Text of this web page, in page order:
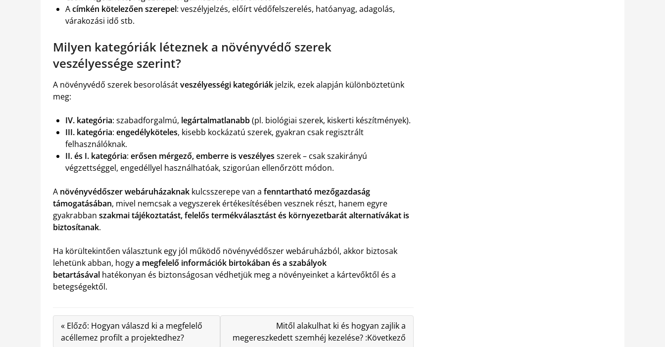
Acímkén kötelezően szerepel: veszélyjelzés, előírt védőfelszerelés, hatóanyag, adagolás,
várakozási idő stb.
Milyen kategóriák léteznek a növényvédő szerek
veszélyessége szerint?
A növényvédő szerek besorolásátveszélyességi kategóriák jelzik, ezek alapján különböztetünk
meg:
IV. kategória: szabadforgalmú, legártalmatlanabb(pl. biológiai szerek, kiskerti készítmények).
III. kategória: engedélyköteles, kisebb kockázatú szerek, gyakran csak regisztrált
felhasználóknak.
II. és I. kategória: erősen mérgező, emberre is veszélyes szerek – csak szakirányú
végzettséggel, engedéllyel használhatóak, szigorúan ellenőrzött módon.
A növényvédőszer webáruházaknak kulcsszerepe van a fenntartható mezőgazdaság
támogatásában, mivel nemcsak a vegyszerek értékesítésében vesznek részt, hanem egyre
gyakrabban szakmai tájékoztatást, felelős termékválasztást és környezetbarát alternatívákat is
biztosítanak.
Ha körültekintően választunk egy jól működő növényvédőszer webáruházból, akkor biztosak
lehetünk abban, hogya megfelelő információk birtokában és a szabályok
betartásával hatékonyan és biztonságosan védhetjük meg a növényeinket a kártevőktől és a
betegségektől.
« Előző: Hogyan válaszd ki a megfelelő
acéllemez profilt a projektedhez?
Mitől alakulhat ki és hogyan zajlik a
megereszkedett szemhéj kezelése? :Következő